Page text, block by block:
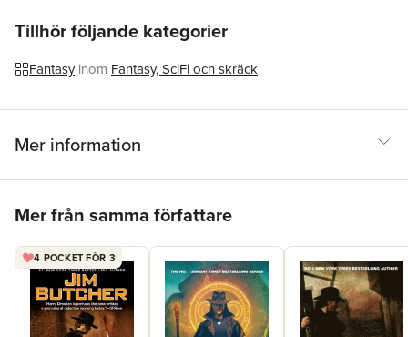
Tillhör följande kategorier
Fantasy inom Fantasy, SciFi och skräck
Mer information
Mer från samma författare
4 POCKET FÖR 3